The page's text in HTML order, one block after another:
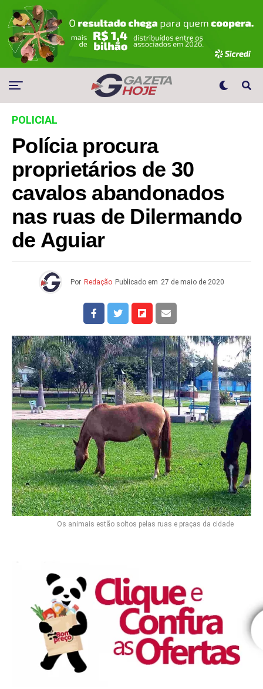
POLICIAL
Polícia procura
proprietários de 30
cavalos abandonados
nas ruas de Dilermando
de Aguiar
Por Redação Publicado em 27 de maio de 2020
Os animais estão soltos pelas ruas e praças da cidade